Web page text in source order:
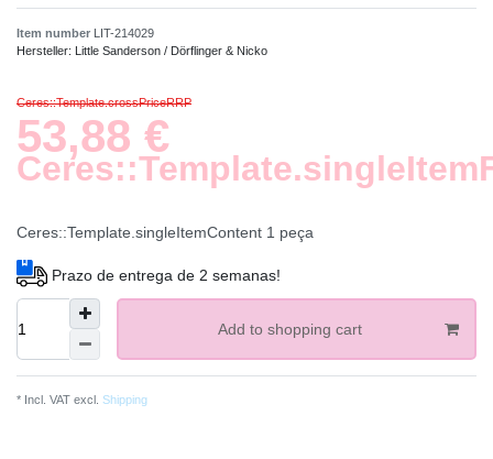
Item number LIT-214029
Hersteller: Little Sanderson / Dörflinger & Nicko
Ceres::Template.crossPriceRRP
53,88 €
Ceres::Template.singleItemContent 1 peça
Prazo de entrega de 2 semanas!
Add to shopping cart
* Incl. VAT excl. Shipping